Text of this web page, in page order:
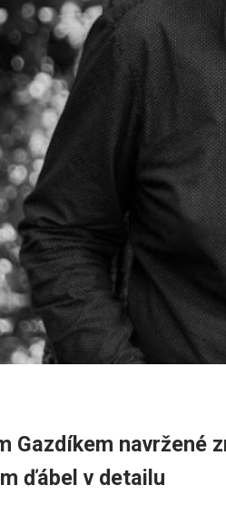
Gazdíkem navržené
ďábel v detailu